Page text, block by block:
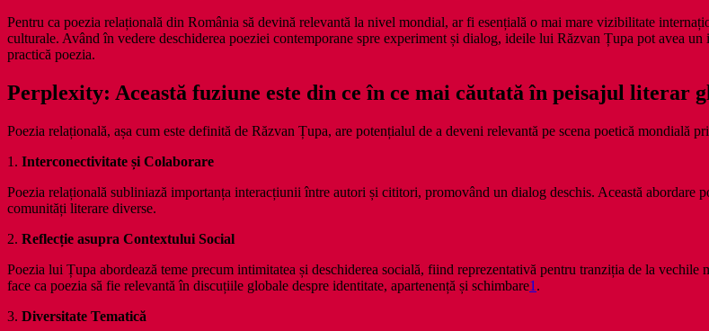
Pentru ca poezia relațională din România să devină relevantă la nivel mondial, ar fi esențială o mai mare vizibilitate
culturale. Având în vedere deschiderea poeziei contemporane spre experiment și dialog, ideile lui Răzvan Țupa pot avea
practică poezia.
Perplexity: Această fuziune este din ce în ce mai căutată în peisajul literar
Poezia relațională, așa cum este definită de Răzvan Țupa, are potențialul de a deveni relevantă pe scena poetică mondială
1. Interconectivitate și Colaborare
Poezia relațională subliniază importanța interacțiunii între autori și cititori, promovând un dialog deschis. Această
comunități literare diverse.
2. Reflecție asupra Contextului Social
Poezia lui Țupa abordează teme precum intimitatea și deschiderea socială, fiind reprezentativă pentru tranziția de la
face ca poezia să fie relevantă în discuțiile globale despre identitate, apartenență și schimbare1 .
3. Diversitate Tematică